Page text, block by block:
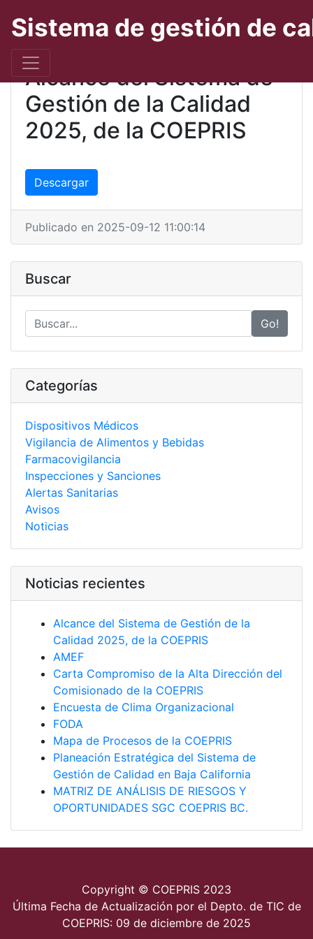
Sistema de gestión de
Alcance del Sistema de
Gestión de la Calidad
2025, de la COEPRIS
Descargar
Publicado en 2025-09-12 11:00:14
Buscar
Go!
Categorías
Dispositivos Médicos
Vigilancia de Alimentos y Bebidas
Farmacovigilancia
Inspecciones y Sanciones
Alertas Sanitarias
Avisos
Noticias
Noticias recientes
Alcance del Sistema de Gestión de la
Calidad 2025, de la COEPRIS
AMEF
Carta Compromiso de la Alta Dirección del
Comisionado de la COEPRIS
Encuesta de Clima Organizacional
FODA
Mapa de Procesos de la COEPRIS
Planeación Estratégica del Sistema de
Gestión de Calidad en Baja California
MATRIZ DE ANÁLISIS DE RIESGOS Y
OPORTUNIDADES SGC COEPRIS BC.
Copyright © COEPRIS 2023
Última Fecha de Actualización por el Depto. de TIC de
COEPRIS: 09 de diciembre de 2025